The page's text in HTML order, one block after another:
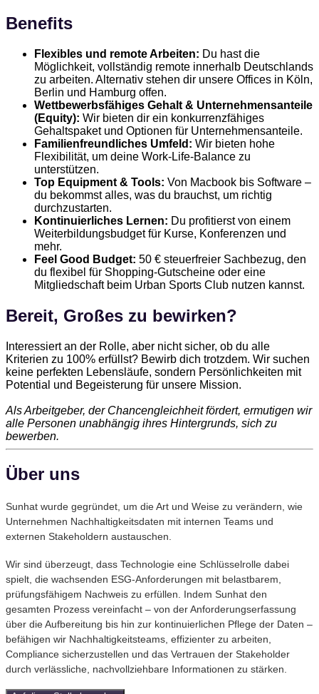
Benefits
Flexibles und remote Arbeiten: Du hast die
Möglichkeit, vollständig remote innerhalb Deutschlands
zu arbeiten. Alternativ stehen dir unsere Offices in Köln,
Berlin und Hamburg offen.
Wettbewerbsfähiges Gehalt & Unternehmensanteile
(Equity): Wir bieten dir ein konkurrenzfähiges
Gehaltspaket und Optionen für Unternehmensanteile.
Familienfreundliches Umfeld: Wir bieten hohe
Flexibilität, um deine Work-Life-Balance zu
unterstützen.
Top Equipment & Tools: Von Macbook bis Software –
du bekommst alles, was du brauchst, um richtig
durchzustarten.
Kontinuierliches Lernen: Du profitierst von einem
Weiterbildungsbudget für Kurse, Konferenzen und
mehr.
Feel Good Budget: 50 € steuerfreier Sachbezug, den
du flexibel für Shopping-Gutscheine oder eine
Mitgliedschaft beim Urban Sports Club nutzen kannst.
Bereit, Großes zu bewirken?
Interessiert an der Rolle, aber nicht sicher, ob du alle
Kriterien zu 100% erfüllst? Bewirb dich trotzdem. Wir suchen
keine perfekten Lebensläufe, sondern Persönlichkeiten mit
Potential und Begeisterung für unsere ​Mission.
Als Arbeitgeber, der Chancengleichheit fördert, ermutigen wir
alle Personen unabhängig ihres Hintergrunds, sich zu
bewerben.
Über uns
Sunhat wurde gegründet, um die Art und Weise zu verändern, wie
Unternehmen Nachhaltigkeitsdaten mit internen Teams und
externen Stakeholdern austauschen.
Wir sind überzeugt, dass Technologie eine Schlüsselrolle dabei
spielt, die wachsenden ESG-Anforderungen mit belastbarem,
prüfungsfähigem Nachweis zu erfüllen. Indem Sunhat den
gesamten Prozess vereinfacht – von der Anforderungserfassung
über die Aufbereitung bis hin zur kontinuierlichen Pflege der Daten –
befähigen wir Nachhaltigkeitsteams, effizienter zu arbeiten,
Compliance sicherzustellen und das Vertrauen der Stakeholder
durch verlässliche, nachvollziehbare Informationen zu stärken.